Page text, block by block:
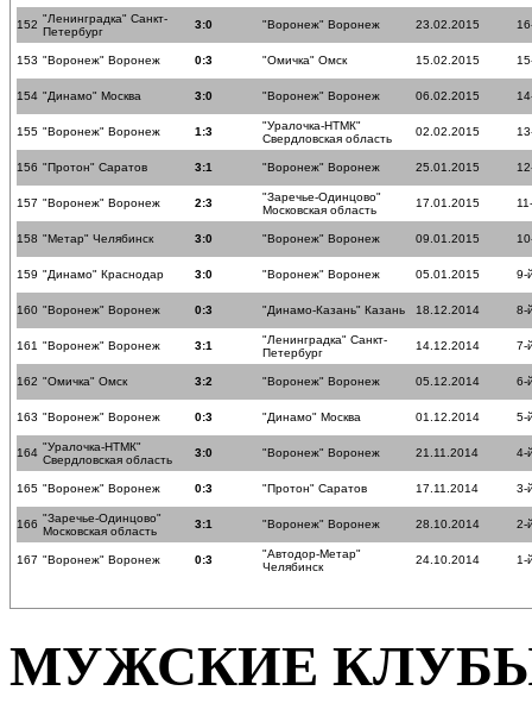
152 "Ленинградка" Санкт-
Петербург
3:0 "Воронеж" Воронеж 23.02.2015
153 "Воронеж" Воронеж 0:3 "Омичка" Омск 15.02.2015
154 "Динамо" Москва 3:0 "Воронеж" Воронеж 06.02.2015
155 "Воронеж" Воронеж 1:3
"Уралочка-НТМК"
Свердловская область
02.02.2015
156 "Протон" Саратов 3:1 "Воронеж" Воронеж 25.01.2015
157 "Воронеж" Воронеж 2:3
"Заречье-Одинцово"
Московская область
17.01.2015
158 "Метар" Челябинск 3:0 "Воронеж" Воронеж 09.01.2015
159 "Динамо" Краснодар 3:0 "Воронеж" Воронеж 05.01.2015 9-
160 "Воронеж" Воронеж 0:3 "Динамо-Казань" Казань 18.12.2014 8-
161 "Воронеж" Воронеж 3:1
"Ленинградка" Санкт-
Петербург
14.12.2014 7-
162 "Омичка" Омск 3:2 "Воронеж" Воронеж 05.12.2014 6-
163 "Воронеж" Воронеж 0:3 "Динамо" Москва 01.12.2014 5-
164 "Уралочка-НТМК"
Свердловская область
3:0 "Воронеж" Воронеж 21.11.2014 4-
165 "Воронеж" Воронеж 0:3 "Протон" Саратов 17.11.2014 3-
166 "Заречье-Одинцово"
Московская область
3:1 "Воронеж" Воронеж 28.10.2014 2-
167 "Воронеж" Воронеж 0:3
"Автодор-Метар"
Челябинск
24.10.2014 1-
МУЖСКИЕ